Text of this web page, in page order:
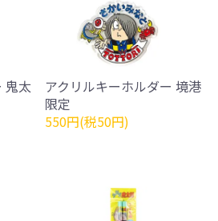
鬼太
アクリルキーホルダー 境港
限定
550円(税50円)